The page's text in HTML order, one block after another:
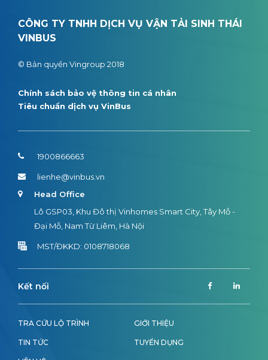
CÔNG TY TNHH DỊCH VỤ VẬN TẢI SINH THÁI
VINBUS
© Bản quyền Vingroup 2018
Chính sách bảo vệ thông tin cá nhân
Tiêu chuẩn dịch vụ VinBus
TRA CỨU LỘ TRÌNH GIỚI THIỆU
TIN TỨC TUYỂN DỤNG
1900866663
lienhe@vinbus.vn
Head Office
Lô GSP03, Khu Đô thị Vinhomes Smart City, Tây Mỗ -
Đại Mỗ, Nam Từ Liêm, Hà Nội
MST/ĐKKD: 0108718068
Kết nối